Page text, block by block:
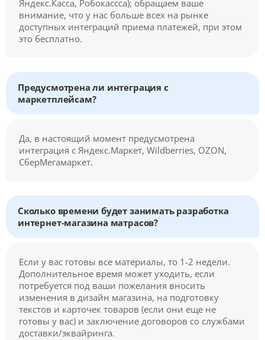
Яндекс.Касса, Робокассса); обращаем ваше
внимание, что у нас больше всех на рынке
доступных интеграций приема платежей, при этом
это бесплатно.
Предусмотрена ли интеграция с
маркетплейсам?
Да, в настоящий момент предусмотрена
интеграция с Яндекс.Маркет, Wildberries, OZON,
СберМегамаркет.
Сколько времени будет занимать разработка
интернет-магазина матрасов?
Если у вас готовы все материалы, то 1-2 недели.
Дополнительное время может уходить, если
потребуется под ваши пожелания вносить
изменения в дизайн магазина, на подготовку
текстов и карточек товаров (если они еще не
готовы у вас) и заключение договоров со службами
доставки/эквайринга.